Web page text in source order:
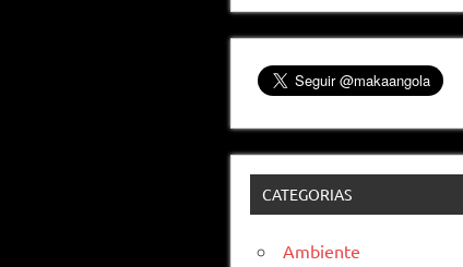
CATEGORIAS
Ambiente